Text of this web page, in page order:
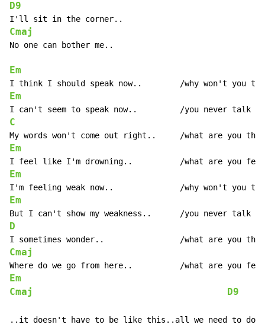
D9
Cmaj
No one can bother me..
Em
Em
C
Em
Em
Em
D
Cmaj
Em
Cmaj
D9
..it doesn't have to be like this..all we need to